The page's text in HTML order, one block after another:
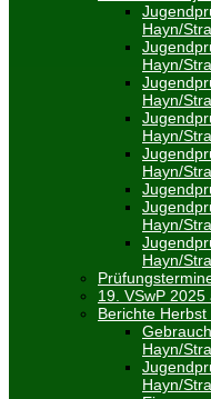
Hayn/
Hayn/
Hayn/
Hayn/
Hayn/
Hayn/
Hayn/
19. VSwP
Berichte Herbst
Hayn/
Hayn/